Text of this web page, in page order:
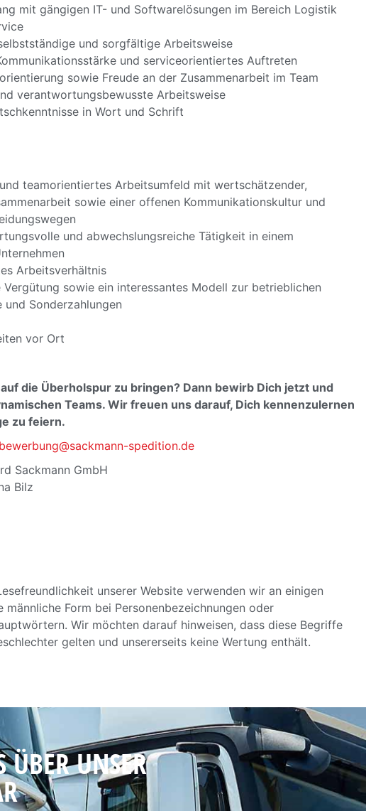
mit gängigen IT- und Softwarelösungen im Bereich Logistik
und sorgfältige Arbeitsweise
und serviceorientiertes Auftreten
sowie Freude an der Zusammenarbeit im Team
verantwortungsbewusste Arbeitsweise
in Wort und Schrift
teamorientiertes Arbeitsumfeld mit wertschätzender,
sowie einer offenen Kommunikationskultur und
und abwechslungsreiche Tätigkeit in einem
Arbeitsverhältnis
sowie ein interessantes Modell zur betrieblichen
Sonderzahlungen
vor Ort
die Überholspur zu bringen? Dann bewirb Dich jetzt und
Teams. Wir freuen uns darauf, Dich kennenzulernen
zu feiern.
bewerbung@sackmann-spedition.de
Sackmann GmbH
Bilz
unserer Website verwenden wir an einigen
männliche Form bei Personenbezeichnungen oder
Wir möchten darauf hinweisen, dass diese Begriffe
gelten und unsererseits keine Wertung enthält.
ÜBER UNSER